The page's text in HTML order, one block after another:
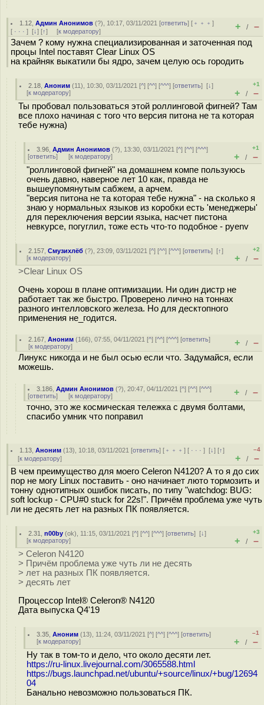
1.12 ,Админ Анонимов (?), 10:17, 03/11/2021 [ответить] [ ﹢﹢﹢]
[ · · · ] [↓] [↑] [к модератору] + / –
Зачем ? кому нужна специализированная и заточенная под
процы Intel поставят Clear Linux OS
на крайняк выкатили бы ядро, зачем целую ось городить
2.18 ,Аноним (11), 10:30, 03/11/2021 [^] [^^] [^^^] [ответить][↓]
[к модератору]
+1
+ / –
Ты пробовал пользоваться этой роллинговой фигней? Там
все плохо начиная с того что версия питона не та которая
тебе нужна)
3.96 ,Админ Анонимов (?), 13:30, 03/11/2021 [^] [^^] [^^^]
[ответить] [к модератору]
+1
+ / –
"роллинговой фигней" на домашнем компе пользуюсь
очень давно, наверное лет 10 как, правда не
вышеупомянутым сабжем, а арчем.
"версия питона не та которая тебе нужна" - на сколько я
знаю у нормальных языков из коробки есть 'менеджеры'
для переключения версии языка, насчет пистона
невкурсе, погуглил, тоже есть что-то подобное - pyenv
2.157 ,Смузихлёб (?), 23:09, 03/11/2021 [^] [^^] [^^^] [ответить][↑]
[к модератору]
+2
+ / –
>Clear Linux OS
Очень хорош в плане оптимизации. Ни один дистр не
работает так же быстро. Проверено лично на тоннах
разного интелловского железа. Но для десктопного
применения не_годится.
2.167 ,Аноним (166), 07:55, 04/11/2021 [^] [^^] [^^^] [ответить]
[к модератору] + / –
Линукс никогда и не был осью если что. Задумайся, если
можешь.
3.186 ,Админ Анонимов (?), 20:47, 04/11/2021 [^] [^^] [^^^]
[ответить] [к модератору] + / –
точно, это же космическая тележка с двумя болтами,
спасибо умник что поправил
1.13 ,Аноним (13), 10:18, 03/11/2021 [ответить] [ ﹢﹢﹢] [ · · ·][↓] [↑]
[к модератору]
–4
+ / –
В чем преимущество для моего Celeron N4120? А то я до сих
пор не могу Linux поставить - оно начинает люто тормозить и
тонну однотипных ошибок писать, по типу "watchdog: BUG:
soft lockup - CPU#0 stuck for 22s!". Причём проблема уже чуть
ли не десять лет на разных ПК появляется.
2.31 ,n00by (ok), 11:15, 03/11/2021 [^] [^^] [^^^] [ответить][↓]
[к модератору]
+3
+ / –
> Celeron N4120
> Причём проблема уже чуть ли не десять
> лет на разных ПК появляется.
> десять лет
Процессор Intel® Celeron® N4120
Дата выпуска Q4'19
3.35 ,Аноним (13), 11:24, 03/11/2021 [^] [^^] [^^^] [ответить]
[к модератору]
–1
+ / –
Ну так в том-то и дело, что около десяти лет.
https://ru-linux.livejournal.com/3065588.html
https://bugs.launchpad.net/ubuntu/+source/linux/+bug/12694
04
Банально невозможно пользоваться ПК.